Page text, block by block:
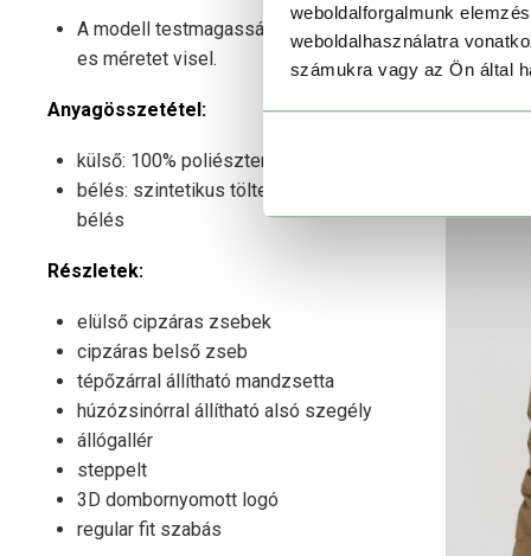
weboldalforgalmunk
weboldalhasználatra
számukra vagy az Ön által
A modell testmagassága 184 cm és L-
es méretet visel.
Anyagösszetétel:
külső: 100% poliészter
bélés: szintetikus töltet, bélésselyem
bélés
Részletek:
elülső cipzáras zsebek
cipzáras belső zseb
tépőzárral állítható mandzsetta
húzózsinórral állítható alsó szegély
állógallér
steppelt
3D dombornyomott logó
regular fit szabás